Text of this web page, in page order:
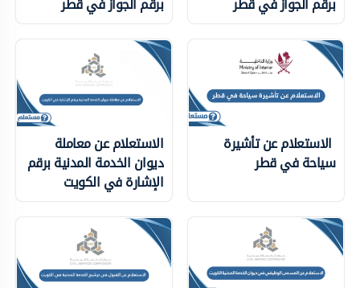
الاستعلام عن تأشيرة
سياحة في قطر
الاستعلام عن معاملة
ديوان الخدمة المدنية برقم
الإشارة في الكويت